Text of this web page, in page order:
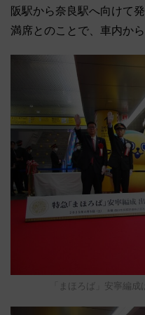
阪駅から奈良駅へ向けて
満席とのことで、車内か
「まほろば」安寧編成